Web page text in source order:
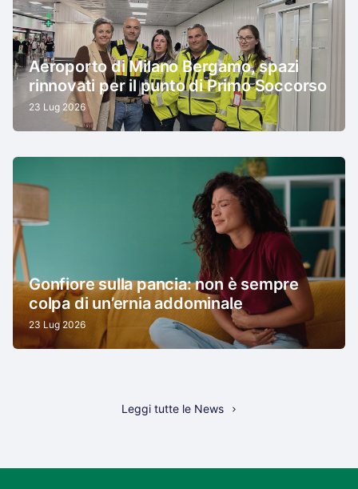
Aeroporto di Milano Bergamo, spazi
rinnovati per il punto di Primo Soccorso
23 Lug 2026
Gonfiore sulla pancia: non è sempre
colpa di un’ernia addominale
23 Lug 2026
Leggi tutte le News